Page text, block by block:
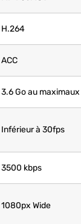
H.264
ACC
3.6 Go au maximaux
Inférieur à 30fps
3500 kbps
1080px Wide